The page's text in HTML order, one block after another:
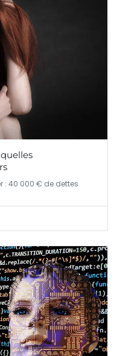
: 40 000 € de dettes